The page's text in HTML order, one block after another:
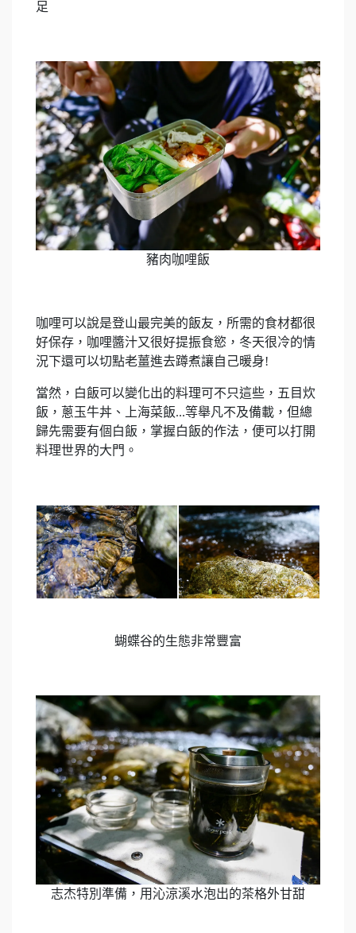
足
豬肉咖哩飯
咖哩可以說是登山最完美的飯友，所需的食材都很
好保存，咖哩醬汁又很好提振食慾，冬天很冷的情
況下還可以切點老薑進去蹲煮讓自己暖身!
當然，白飯可以變化出的料理可不只這些，五目炊
飯，蔥玉牛丼、上海菜飯...等舉凡不及備載，但總
歸先需要有個白飯，掌握白飯的作法，便可以打開
料理世界的大門。
蝴蝶谷的生態非常豐富
志杰特別準備，用沁涼溪水泡出的茶格外甘甜